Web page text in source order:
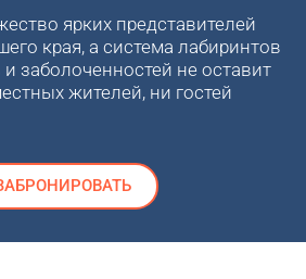
ярких представителей
края, а система лабиринтов
заболоченностей не оставит
жителей, ни гостей